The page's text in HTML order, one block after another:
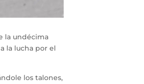
la undécima
la lucha por el
los talones,